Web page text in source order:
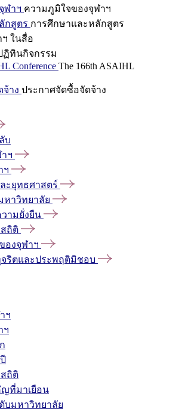
ฬาฯ ความภูมิใจของจุฬาฯ
กสูตร การศึกษาและหลักสูตร
ฯ ในสื่อ
ฏิทินกิจกรรม
Conference The 166th ASAIHL
าง ประกาศจัดซื้อจัดจ้าง
บ
ฯ
ฯ
ะยุทธศาสตร์
าวิทยาลัย
ามยั่งยืน
ถิติ
องจุฬาฯ
จริตและประพฤติมิชอบ
ฯ
ฯ
ถิติ
ที่มาเยือน
บมหาวิทยาลัย